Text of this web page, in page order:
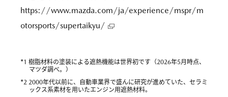
https://www.mazda.com/ja/experience/mspr/m
otorsports/supertaikyu/
*1 樹脂材料の塗装による遮熱機能は世界初です（2026年5月時点、
マツダ調べ。）
*2 2000年代以前に、自動車業界で盛んに研究が進めていた、セラミ
ックス系素材を用いたエンジン用遮熱材料。